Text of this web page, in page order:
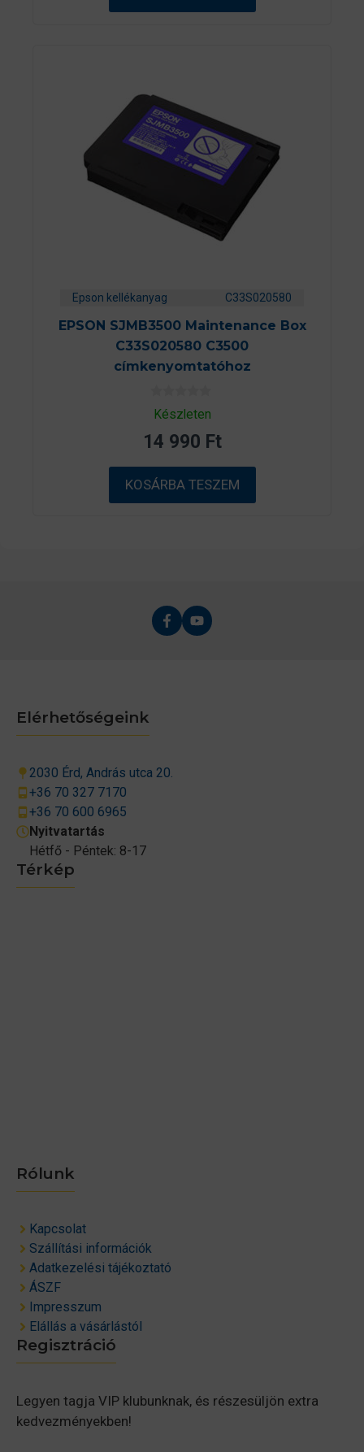
Epson kellékanyag C33S020580
EPSON SJMB3500 Maintenance Box
C33S020580 C3500
címkenyomtatóhoz
0
a
5
b
ő
l
Készleten
14 990 Ft
KOSÁRBA TESZEM
Térkép
Rólunk
Kapcsolat
Szállítási információk
Adatkezelési tájékoztató
ÁSZF
Impresszum
Elállás a vásárlástól
Elérhetőségeink
2030 Érd, András utca 20.
+36 70 327 7170
+36 70 600 6965
Nyitvatartás
Hétfő - Péntek: 8-17
Regisztráció
Legyen tagja VIP klubunknak, és részesüljön extra
kedvezményekben!